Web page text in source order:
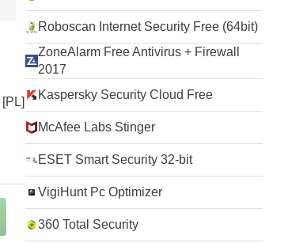
Roboscan Internet Security Free (64bit)
ZoneAlarm Free Antivirus + Firewall
2017
Kaspersky Security Cloud Free
McAfee Labs Stinger
ESET Smart Security 32-bit
VigiHunt Pc Optimizer
360 Total Security